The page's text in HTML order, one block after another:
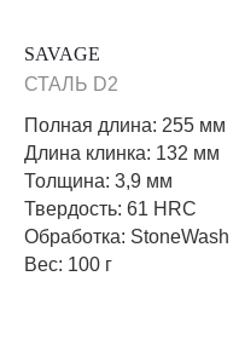
SAVAGE
СТАЛЬ D2
Полная длина: 255 мм
Длина клинка: 132 мм
Толщина: 3,9 мм
Твердость: 61 HRC
Обработка: StoneWash
Вес: 100 г